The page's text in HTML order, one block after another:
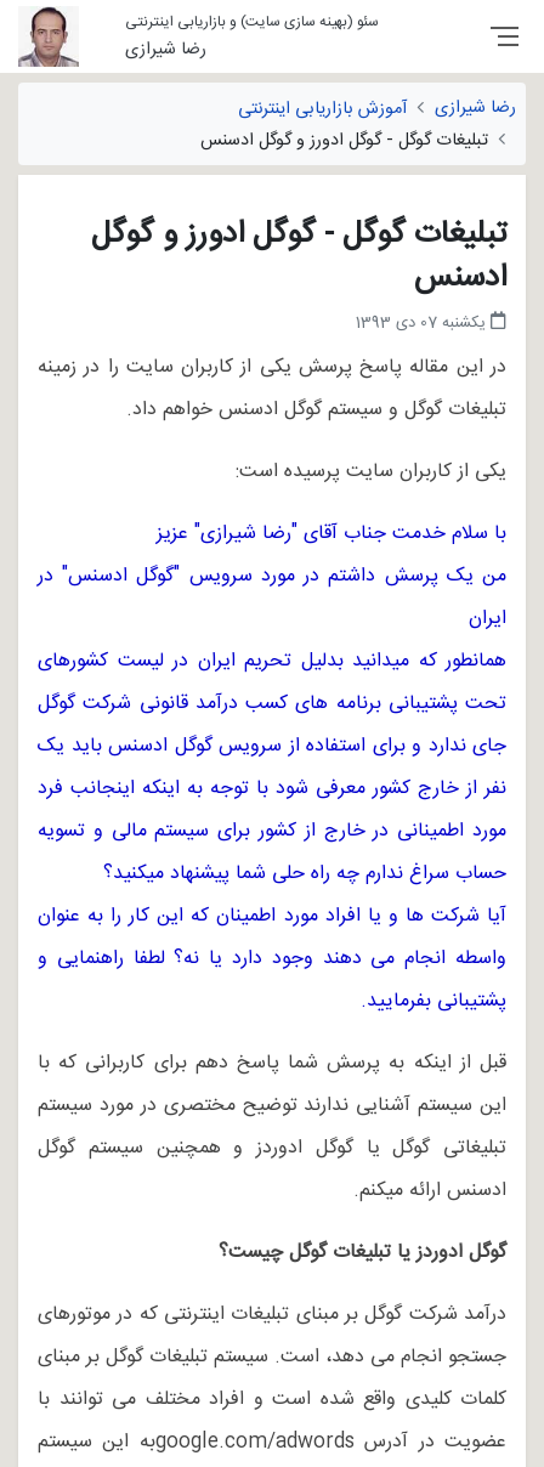
سئو (بهینه سازی سایت) و بازاریابی اینترنتی
رضا شیرازی
رضا شیرازی
آموزش بازاریابی اینترنتی
تبلیغات گوگل - گوگل ادورز و گوگل ادسنس
تبلیغات گوگل - گوگل ادورز و گوگل
ادسنس
یکشنبه 07 دی 1393
در این مقاله پاسخ پرسش یکی از کاربران سایت را در زمینه
تبلیغات گوگل و سیستم گوگل ادسنس خواهم داد.
یکی از کاربران سایت پرسیده است:
با سلام خدمت جناب آقای "رضا شیرازی" عزیز
من یک پرسش داشتم در مورد سرویس "گوگل ادسنس" در
ایران
همانطور که میدانید بدلیل تحریم ایران در لیست کشورهای
تحت پشتیبانی برنامه های کسب درآمد قانونی شرکت گوگل
جای ندارد و برای استفاده از سرویس گوگل ادسنس باید یک
نفر از خارج کشور معرفی شود با توجه به اینکه اینجانب فرد
مورد اطمینانی در خارج از کشور برای سیستم مالی و تسویه
حساب سراغ ندارم چه راه حلی شما پیشنهاد میکنید؟
آیا شرکت ها و یا افراد مورد اطمینان که این کار را به عنوان
واسطه انجام می دهند وجود دارد یا نه؟ لطفا راهنمایی و
پشتیبانی بفرمایید.
قبل از اینکه به پرسش شما پاسخ دهم برای کاربرانی که با
این سیستم آشنایی ندارند توضیح مختصری در مورد سیستم
تبلیغاتی گوگل یا گوگل ادوردز و همچنین سیستم گوگل
ادسنس ارائه میکنم.
گوگل ادوردز یا تبلیغات گوگل چیست؟
درآمد شرکت گوگل بر مبنای تبلیغات اینترنتی که در موتورهای
جستجو انجام می دهد، است. سیستم تبلیغات گوگل بر مبنای
کلمات کلیدی واقع شده است و افراد مختلف می توانند با
عضویت در آدرس google.com/adwordsبه این سیستم